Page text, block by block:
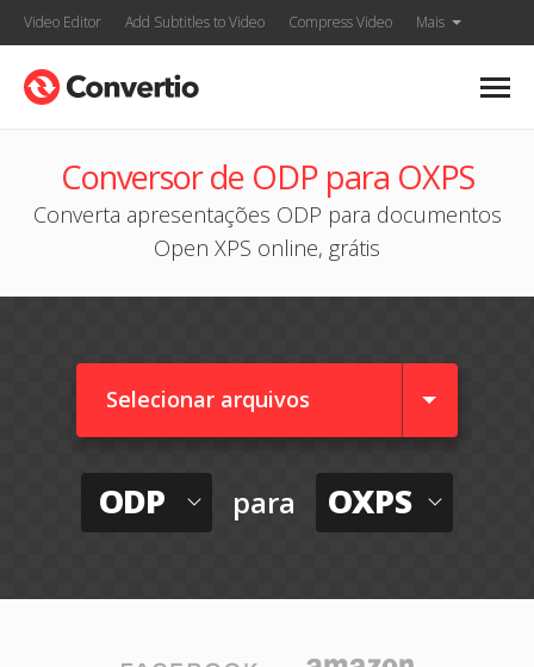
Video Editor Add Subtitles to Video Compress Video Mais
Conversor de ODP para OXPS
Converta apresentações ODP para documentos
Open XPS online, grátis
Selecionar arquivos
ODP para OXPS